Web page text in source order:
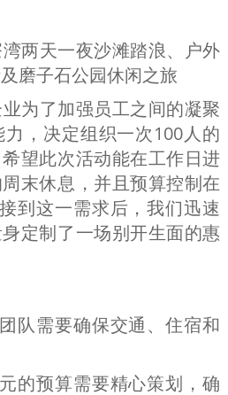
两天一夜沙滩踏浪、户外
磨子石公园休闲之旅
为了加强员工之间的凝聚
，决定组织一次100人的
望此次活动能在工作日进
末休息，并且预算控制在
到这一需求后，我们迅速
定制了一场别开生面的惠
队需要确保交通、住宿和
的预算需要精心策划，确